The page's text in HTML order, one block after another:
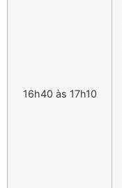
16h40 às 17h10